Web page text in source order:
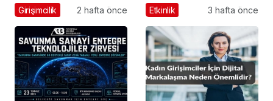
Ardından Ubisoft
Girişimcilik 2 hafta önce
Dönem Başlıyor: Bayim
2026 İçin Geri Sayım!
Etkinlik 3 hafta önce